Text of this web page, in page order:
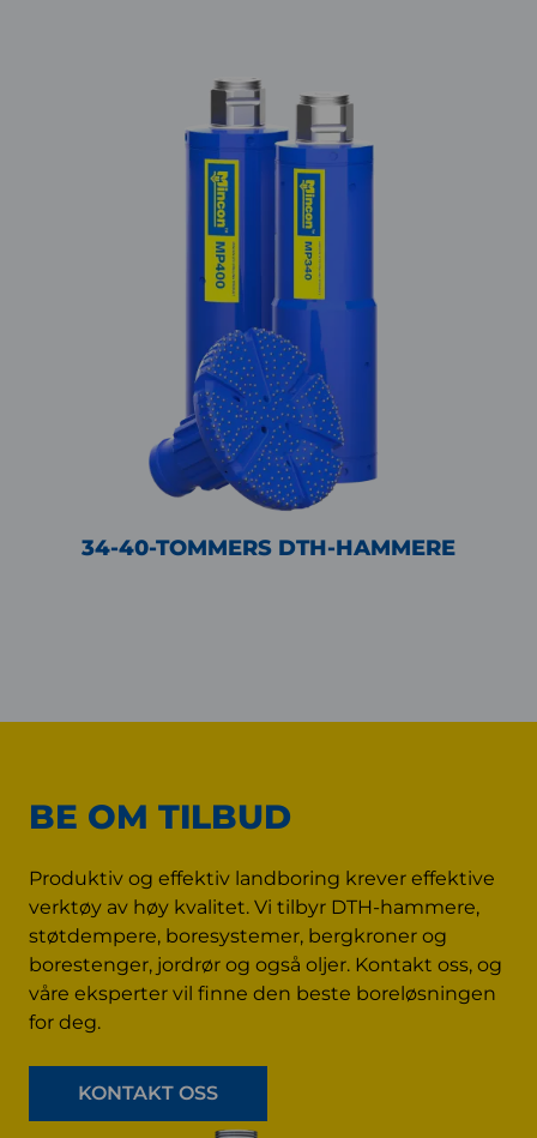
34-40-TOMMERS DTH-HAMMERE
BE OM TILBUD
Produktiv og effektiv landboring krever effektive
verktøy av høy kvalitet. Vi tilbyr DTH-hammere,
støtdempere, boresystemer, bergkroner og
borestenger, jordrør og også oljer. Kontakt oss, og
våre eksperter vil finne den beste boreløsningen
for deg.
KONTAKT OSS